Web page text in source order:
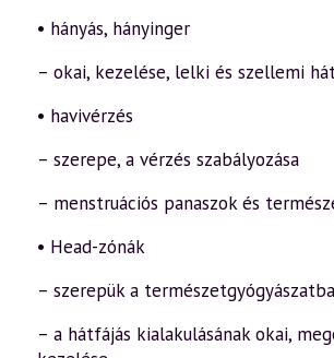
–
„H”
mennyiség
• hányás, hányinger
– okai, kezelése, lelki és szellemi
• havivérzés
– szerepe, a vérzés szabályozása
– menstruációs panaszok és
• Head-zónák
– szerepük a
– a hátfájás kialakulásának okai,